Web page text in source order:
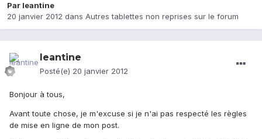
Par leantine
20 janvier 2012 dans Autres tablettes non reprises sur le forum
leantine
Posté(e) 20 janvier 2012
Bonjour à tous,
Avant toute chose, je m'excuse si je n'ai pas respecté les règles
de mise en ligne de mon post.